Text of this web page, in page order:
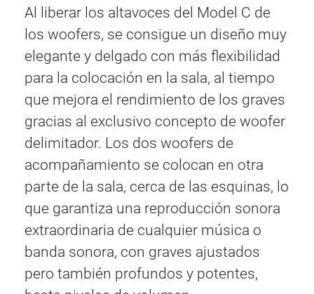
Al liberar los altavoces del Model C de
los woofers, se consigue un diseño muy
elegante y delgado con más flexibilidad
para la colocación en la sala, al tiempo
que mejora el rendimiento de los graves
gracias al exclusivo concepto de woofer
delimitador. Los dos woofers de
acompañamiento se colocan en otra
parte de la sala, cerca de las esquinas, lo
que garantiza una reproducción sonora
extraordinaria de cualquier música o
banda sonora, con graves ajustados
pero también profundos y potentes,